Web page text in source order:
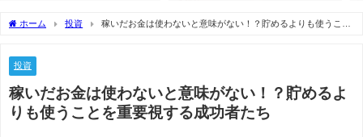
ホーム 投資
稼いだお金は使わないと意味がない！？貯めるよりも使うこと
投資
稼いだお金は使わないと意味がない！？貯めるよ
りも使うことを重要視する成功者たち